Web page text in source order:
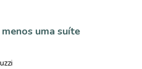
uma suíte